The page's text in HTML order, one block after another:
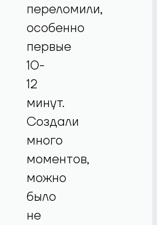
переломили,
особенно
первые
10-
12
минут.
Создали
много
моментов,
можно
было
не